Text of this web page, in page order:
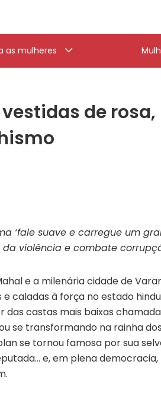
as mulheres
de
‘fale suave e carregue um
violência e combate
e a milenária cidade de
caladas à força no estado
das castas mais baixas
se transformando na rainha
se tornou famosa por sua
e, em plena